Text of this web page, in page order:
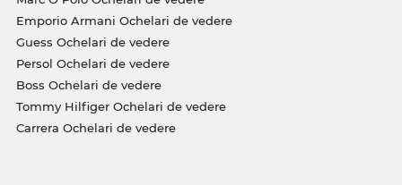
Emporio Armani Ochelari de vedere
Guess Ochelari de vedere
Persol Ochelari de vedere
Boss Ochelari de vedere
Tommy Hilfiger Ochelari de vedere
Carrera Ochelari de vedere